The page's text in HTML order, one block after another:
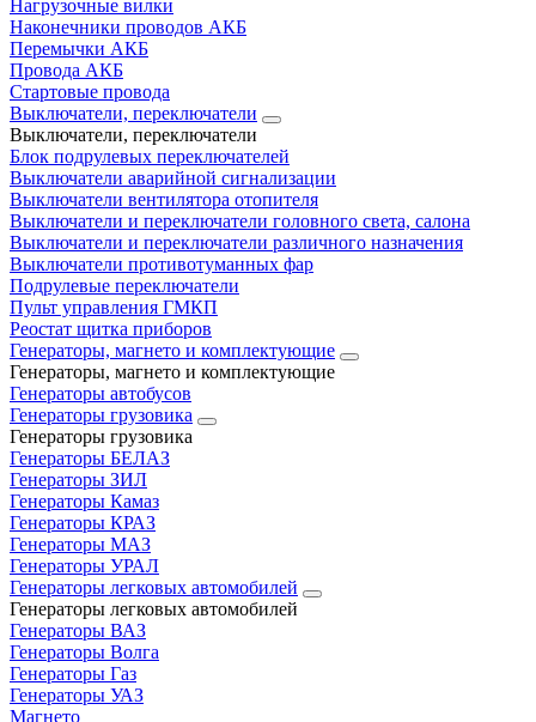
Нагрузочные вилки
Наконечники проводов АКБ
Перемычки АКБ
Провода АКБ
Стартовые провода
Выключатели, переключатели
Выключатели, переключатели
Блок подрулевых переключателей
Выключатели аварийной сигнализации
Выключатели вентилятора отопителя
Выключатели и переключатели головного света, салона
Выключатели и переключатели различного назначения
Выключатели противотуманных фар
Подрулевые переключатели
Пульт управления ГМКП
Реостат щитка приборов
Генераторы, магнето и комплектующие
Генераторы, магнето и комплектующие
Генераторы автобусов
Генераторы грузовика
Генераторы грузовика
Генераторы БЕЛАЗ
Генераторы ЗИЛ
Генераторы Камаз
Генераторы КРАЗ
Генераторы МАЗ
Генераторы УРАЛ
Генераторы легковых автомобилей
Генераторы легковых автомобилей
Генераторы ВАЗ
Генераторы Волга
Генераторы Газ
Генераторы УАЗ
Магнето